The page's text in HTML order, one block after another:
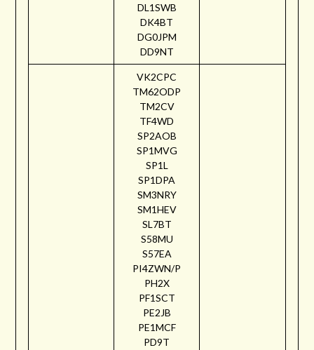
DL1SWB
DK4BT
DG0JPM
DD9NT
VK2CPC
TM62ODP
TM2CV
TF4WD
SP2AOB
SP1MVG
SP1L
SP1DPA
SM3NRY
SM1HEV
SL7BT
S58MU
S57EA
PI4ZWN/P
PH2X
PF1SCT
PE2JB
PE1MCF
PD9T